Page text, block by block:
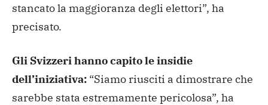
stancato la maggioranza degli elettori”, ha
precisato.
Gli Svizzeri hanno capito le insidie
dell’iniziativa: “Siamo riusciti a dimostrare che
sarebbe stata estremamente pericolosa”, ha